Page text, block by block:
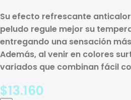
Su efecto refrescante anticalor
peludo regule mejor su
entregando una sensación
Además, al venir en colores
variados que combinan fácil
$13.160